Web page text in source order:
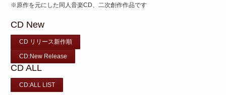
※原作を元にした同人音楽CD、二次創作作品です
CD New
CD リリース新作順
CD:New Release
CD ALL
CD:ALL LIST